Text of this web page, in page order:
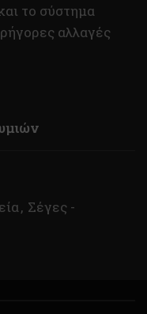
το σύστημα
αλλαγές
, Σέγες -